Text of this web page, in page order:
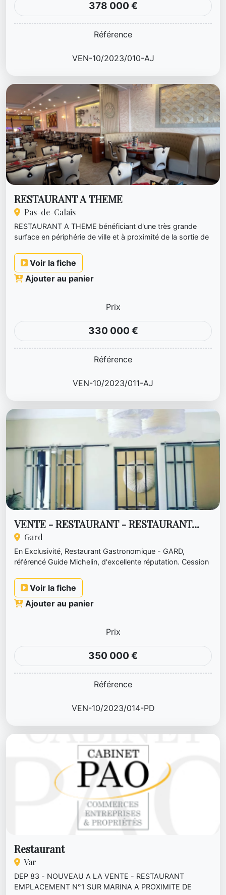
378 000 €
Référence
VEN-10/2023/010-AJ
RESTAURANT A THEME
Pas-de-Calais
RESTAURANT A THEME bénéficiant d'une très grande
surface en périphérie de ville et à proximité de la sortie de
Voir la fiche
Ajouter au panier
Prix
330 000 €
Référence
VEN-10/2023/011-AJ
VENTE - RESTAURANT - RESTAURANT...
Gard
En Exclusivité, Restaurant Gastronomique - GARD,
référencé Guide Michelin, d'excellente réputation. Cession
Voir la fiche
Ajouter au panier
Prix
350 000 €
Référence
VEN-10/2023/014-PD
Restaurant
Var
DEP 83 - NOUVEAU A LA VENTE - RESTAURANT
EMPLACEMENT N°1 SUR MARINA A PROXIMITE DE